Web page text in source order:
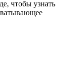
чтобы узнать